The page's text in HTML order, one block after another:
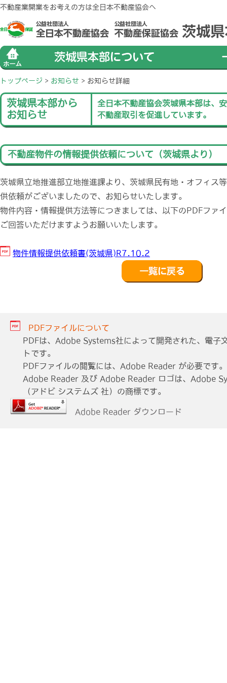
不動産業開業をお考えの方は全日本不動産協会へ
トップページ > お知らせ > お知らせ詳細
茨城県本部から
お知らせ
全日本不動産協会茨城県本部は、
不動産取引を促進しています。
不動産物件の情報提供依頼について（茨城県より）
茨城県立地推進部立地推進課より、茨城県民有地・オフィス
供依頼がございましたので、お知らせいたします。
物件内容・情報提供方法等につきましては、以下のPDFファ
ご回答いただけますようお願いいたします。
物件情報提供依頼書(茨城県)R7.10.2
PDFファイルについて
PDFは、Adobe Systems社によって開発された、電子
トです。
PDFファイルの閲覧には、Adobe Reader が必要です。
Adobe Reader 及び Adobe Reader ロゴは、Adobe
（アドビ システムズ 社）の商標です。
Adobe Reader ダウンロード